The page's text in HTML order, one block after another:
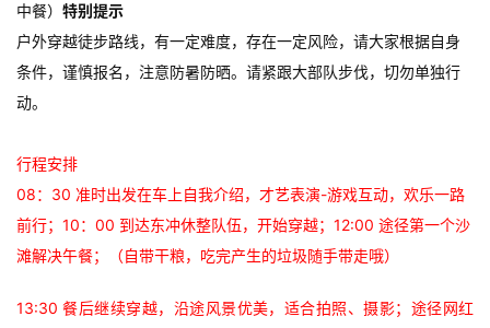
中餐） 特别提示
户外穿越徒步路线，有一定难度，存在一定风险，请大家根据自身
条件，谨慎报名，注意防暑防晒。请紧跟大部队步伐，切勿单独行
动。
行程安排
08：30 准时出发在车上自我介绍，才艺表演-游戏互动，欢乐一路
前行； 10：00 到达东冲休整队伍，开始穿越； 12:00 途径第一个沙
滩解决午餐；（自带干粮，吃完产生的垃圾随手带走哦）
13:30 餐后继续穿越，沿途风景优美，适合拍照、摄影；途径网红